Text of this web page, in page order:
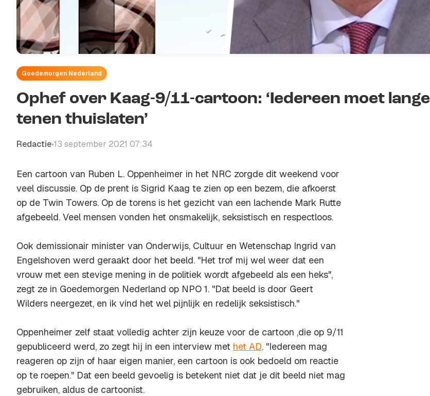
Goedemorgen Nederland
Ophef over Kaag-9/11-cartoon: ‘Iedereen moet lange
tenen thuislaten’
Redactie•13 september 2021 07:34
Een cartoon van Ruben L. Oppenheimer in het NRC zorgde dit weekend voor
veel discussie. Op de prent is Sigrid Kaag te zien op een bezem, die afkoerst
op de Twin Towers. Op de torens is het gezicht van een lachende Mark Rutte
afgebeeld. Veel mensen vonden het onsmakelijk, seksistisch en respectloos.
Ook demissionair minister van Onderwijs, Cultuur en Wetenschap Ingrid van
Engelshoven werd geraakt door het beeld. "Het trof mij wel weer dat een
vrouw met een stevige mening in de politiek wordt afgebeeld als een heks",
zegt ze in Goedemorgen Nederland op NPO 1. "Dat beeld is door Geert
Wilders neergezet, en ik vind het wel pijnlijk en redelijk seksistisch."
Oppenheimer zelf staat volledig achter zijn keuze voor de cartoon ,die op 9/11
gepubliceerd werd, zo zegt hij in een interview met het AD. "Iedereen mag
reageren op zijn of haar eigen manier, een cartoon is ook bedoeld om reactie
op te roepen." Dat een beeld gevoelig is betekent niet dat je dit beeld niet mag
gebruiken, aldus de cartoonist.